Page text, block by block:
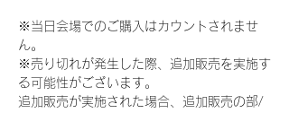
※当日会場でのご購入はカウントされませ
ん。
※売り切れが発生した際、追加販売を実施す
る可能性がございます。
追加販売が実施された場合、追加販売の部/